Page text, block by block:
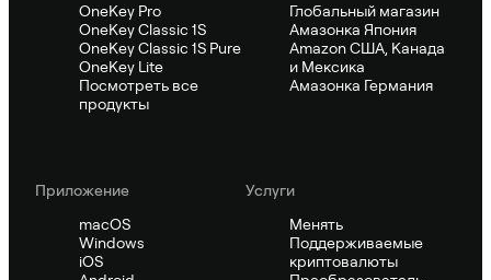
OneKey Pro
OneKey Classic 1S
OneKey Classic 1S Pure
OneKey Lite
Посмотреть все
продукты
Глобальный магазин
Амазонка Япония
Amazon США, Канада
и Мексика
Амазонка Германия
Приложение
macOS
Windows
iOS
Услуги
Менять
Поддерживаемые
криптовалюты